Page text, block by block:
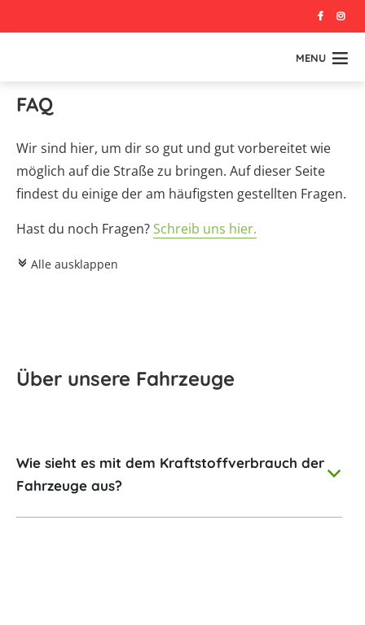
MENU
FAQ
Wir sind hier, um dir so gut und gut vorbereitet wie
möglich auf die Straße zu bringen. Auf dieser Seite
findest du einige der am häufigsten gestellten Fragen.
Hast du noch Fragen?Schreib uns hier.
c Alle ausklappen
Über unsere Fahrzeuge
b
Wie sieht es mit dem Kraftstoffverbrauch der
Fahrzeuge aus?